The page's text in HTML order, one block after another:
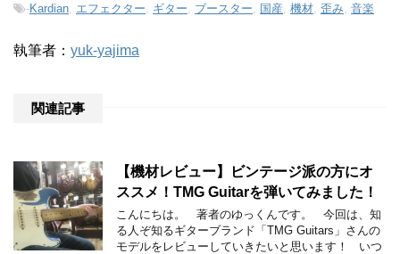
-Kardian エフェクター ギター ブースター 国産 機材 歪み 音楽
執筆者： yuk-yajima
関連記事
【機材レビュー】ビンテージ派の方にオ
ススメ！TMG Guitarを弾いてみました！
こんにちは。 著者のゆっくんです。 今回は、知
る人ぞ知るギターブランド「TMG Guitars」さんの
モデルをレビューしていきたいと思います！ いつ